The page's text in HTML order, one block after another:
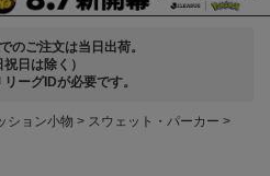
のご注文は当日出荷。
祝日は除く）
ーグIDが必要です。
ション小物
スウェット・パーカー